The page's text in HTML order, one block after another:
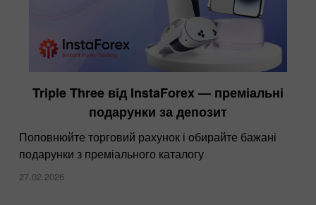
Triple Three від InstaForex — преміальні
подарунки за депозит
Поповнюйте торговий рахунок і обирайте бажані
подарунки з преміального каталогу
27.02.2026